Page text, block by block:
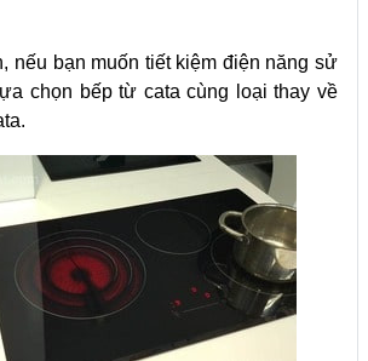
nếu bạn muốn tiết kiệm điện năng sử
chọn bếp từ cata cùng loại thay về